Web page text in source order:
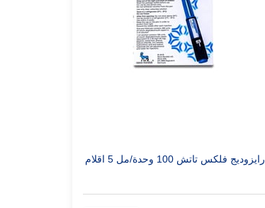
رايزوديج فلكس تاتش 100 وحدة/مل 5 اقلام